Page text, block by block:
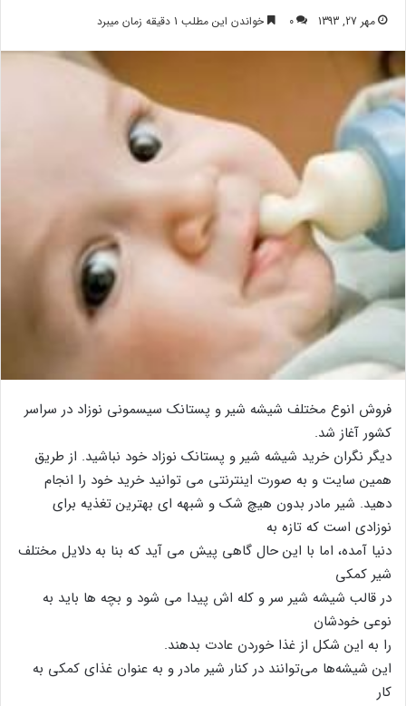
مهر 27, 1393 0 خواندن این مطلب 1 دقیقه زمان میبرد
فروش انوع مختلف شیشه شیر و پستانک سیسمونی نوزاد در سراسر
کشور آغاز شد.
دیگر نگران خرید شیشه شیر و پستانک نوزاد خود نباشید. از طریق
همین سایت و به صورت اینترنتی می توانید خرید خود را انجام
دهید. شیر مادر بدون هیچ شک و شبهه ای بهترین تغذیه برای
نوزادی است که تازه به
دنیا آمده، اما با این حال گاهی پیش می آید که بنا به دلایل مختلف
شیر کمکی
در قالب شیشه شیر سر و کله اش پیدا می شود و بچه ها باید به
نوعی خودشان
را به این شکل از غذا خوردن عادت بدهند.
این شیشه‌ها می‌توانند در کنار شیر مادر و به عنوان غذای کمکی به
کار